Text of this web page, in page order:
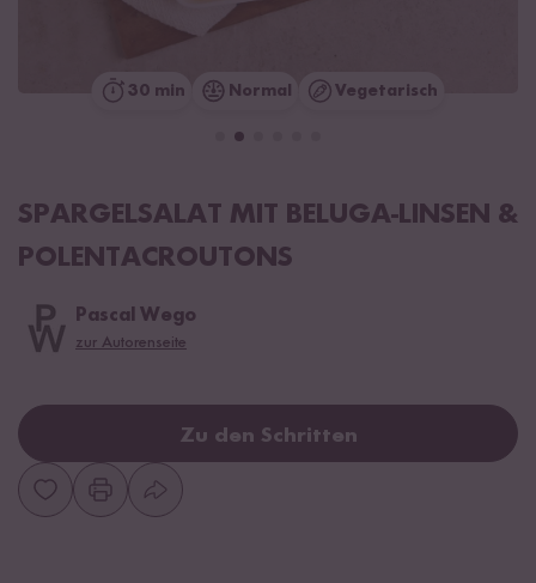
30 min Normal Vegetarisch
SPARGELSALAT MIT BELUGA-LINSEN &
POLENTACROUTONS
Pascal Wego
zur Autorenseite
Zu den Schritten